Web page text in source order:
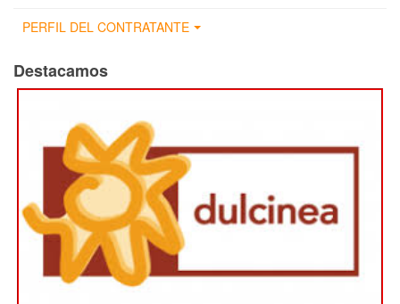
PERFIL DEL CONTRATANTE
Destacamos